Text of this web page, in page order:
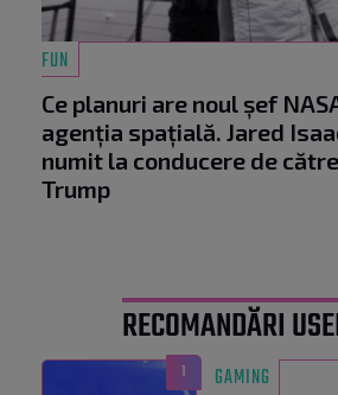
FUN
Ce planuri are noul șef
agenția spațială. Jared
numit la conducere de
Trump
RECOMANDĂRI
1 GAMING